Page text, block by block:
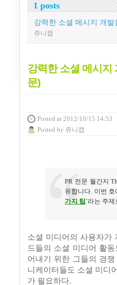
1 posts
강력한 소셜 메시지 개발
쥬니캡
강력한 소셜 메시지
문)
Posted at 2012/10/15 14:53
Posted by 쥬니캡
PR 전문 월간지
유합니다. 이번 호
가지 팁 ’라는 주
소셜 미디어의 사용자가
드들의 소셜 미디어 활
어내기 위한 그들의 경
니케이터들도 소셜 미디
가 필요하다.